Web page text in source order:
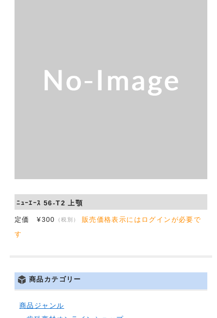
お問い合わせ
ﾆｭｰｴｰｽ 56-T2 上顎
定価 ¥300 （税別）
販売価格表示にはログインが必要で
す
商品カテゴリー
商品ジャンル